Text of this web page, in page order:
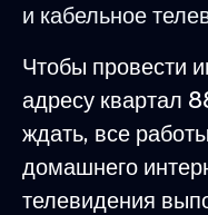
и кабельное
Чтобы провести
адресу квартал
ждать, все
домашнего
телевидения